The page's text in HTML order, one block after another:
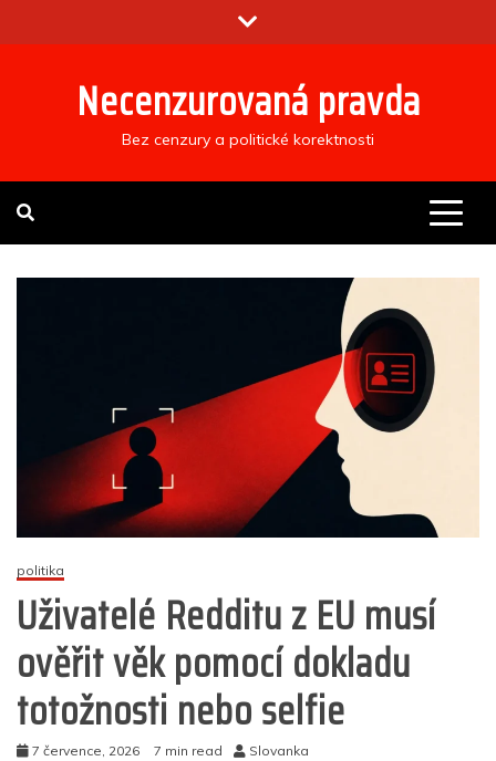
to
Necenzurovaná pravda
Bez cenzury a politické korektnosti
politika
Uživatelé Redditu z EU musí
ověřit věk pomocí dokladu
totožnosti nebo selfie
7 července, 2026 7 min read Slovanka